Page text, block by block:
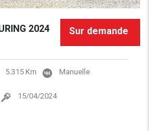
Sur demande
2024
5.315 Km Manuelle
15/04/2024